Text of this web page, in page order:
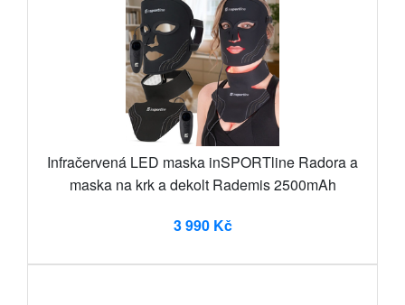
Infračervená LED maska inSPORTline Radora a
maska na krk a dekolt Rademis 2500mAh
3 990 Kč